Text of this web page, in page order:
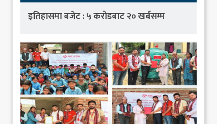
इतिहासमा बजेट : ५ करोडबाट २० खर्बसम्म